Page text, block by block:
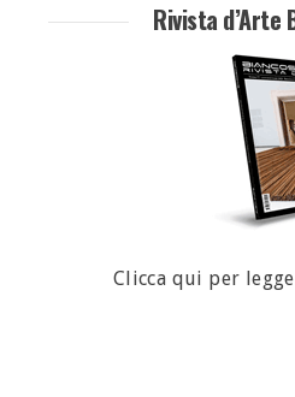
Rivista d’Arte
Clicca qui per